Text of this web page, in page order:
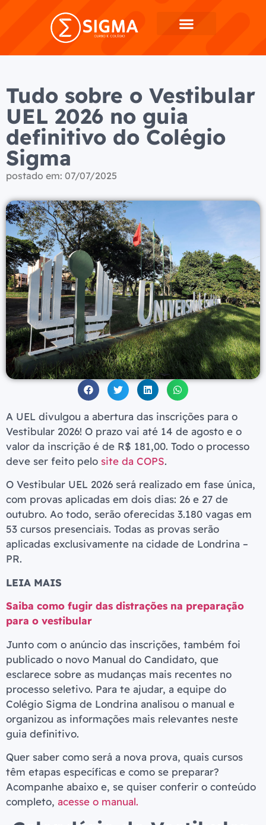
Tudo sobre o Vestibular
UEL 2026 no guia
definitivo do Colégio
Sigma
postado em: 07/07/2025
A UEL divulgou a abertura das inscrições para o
Vestibular 2026! O prazo vai até 14 de agosto e o
valor da inscrição é de R$ 181,00. Todo o processo
deve ser feito pelo site da COPS.
O Vestibular UEL 2026 será realizado em fase única,
com provas aplicadas em dois dias: 26 e 27 de
outubro. Ao todo, serão oferecidas 3.180 vagas em
53 cursos presenciais. Todas as provas serão
aplicadas exclusivamente na cidade de Londrina –
PR.
LEIA MAIS
Saiba como fugir das distrações na preparação
para o vestibular
Junto com o anúncio das inscrições, também foi
publicado o novo Manual do Candidato, que
esclarece sobre as mudanças mais recentes no
processo seletivo. Para te ajudar, a equipe do
Colégio Sigma de Londrina analisou o manual e
organizou as informações mais relevantes neste
guia definitivo.
Quer saber como será a nova prova, quais cursos
têm etapas específicas e como se preparar?
Acompanhe abaixo e, se quiser conferir o conteúdo
completo, acesse o manual.